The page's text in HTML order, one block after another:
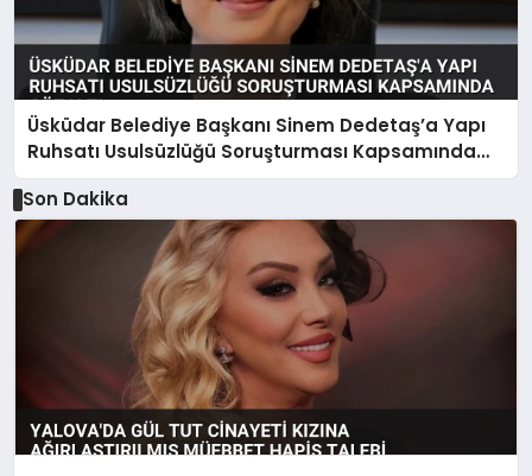
Üsküdar Belediye Başkanı Sinem Dedetaş’a Yapı
Ruhsatı Usulsüzlüğü Soruşturması Kapsamında
Gözaltı
Son Dakika